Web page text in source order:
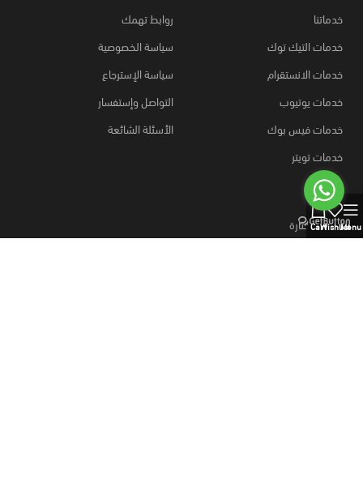
خدماتنا
خدمات التيك توك
خدمات الانستقرام
خدمات يوتيوب
خدمات فيس بوك
خدمات تويتر
روابط تهمك
سياسة الخصوصية
سياسة الإسترجاع
التواصل وإستفسار
الأسئلة الشائعة
روابط مختارةMenu
Wishlist
0
Cart